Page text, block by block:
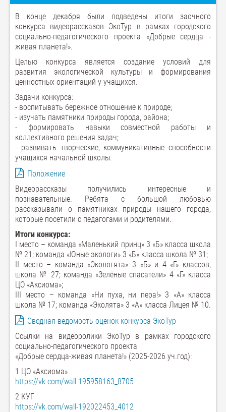
В конце декабря были подведены итоги заочного
конкурса видеорассказов ЭкоТур в рамках городского
социально-педагогического проекта «Добрые сердца -
живая планета!».
Целью конкурса является создание условий для
развития экологической культуры и формирования
ценностных ориентаций у учащихся.
Задачи конкурса:
- воспитывать бережное отношение к природе;
- изучать памятники природы города, района;
- формировать навыки совместной работы и
коллективного решения задач;
- развивать творческие, коммуникативные способности
учащихся начальной школы.
Положение
Видеорассказы получились интересные и
познавательные. Ребята с большой любовью
рассказывали о памятниках природы нашего города,
которые посетили с педагогами и родителями.
Итоги конкурса:
I место – команда «Маленький принц» 3 «Б» класса школа
№ 21; команда «Юные экологи» 3 «Б» класса школа № 31;
II место – команда «Экологята» 3 «Б» и 4 «Г» классов,
школа № 27; команда «Зелёные спасатели» 4 «Г» класса
ЦО «Аксиома»;
III место – команда «Ни пуха, ни пера!» 3 «А» класса
школа № 17; команда «Эколята» 3 «А» класса Лицея № 10.
Сводная ведомость оценок конкурса ЭкоТур
Ссылки на видеоролики ЭкоТур в рамках городского
социально-педагогического проекта
«Добрые сердца-живая планета!» (2025-2026 уч.год):
1 ЦО «Аксиома»
https://vk.com/wall-195958163_8705
2 КУГ
https://vk.com/wall-192022453_4012